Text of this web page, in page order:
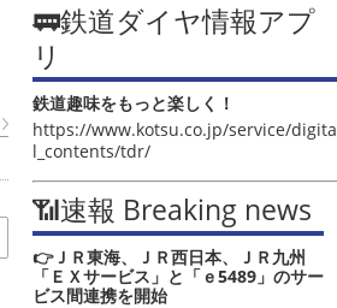
🚃鉄道ダイヤ情報アプ
リ
鉄道趣味をもっと楽しく！
https://www.kotsu.co.jp/service/digita
l_contents/tdr/
📶速報 Breaking news
👉ＪＲ東海、ＪＲ西日本、ＪＲ九州
「ＥＸサービス」と「ｅ5489」のサー
ビス間連携を開始